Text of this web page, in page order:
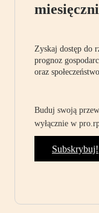
Zyskaj dostęp do
prognoz
oraz
Buduj swoją
wyłącznie w
Subskrybuj!